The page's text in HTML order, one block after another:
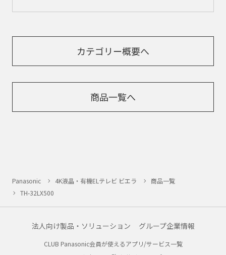
カテゴリー概要へ
商品一覧へ
Panasonic 4K液晶・有機ELテレビ ビエラ
商品一覧
TH-32LX500
法人向け製品・ソリューション グループ企業情報
CLUB Panasonic会員が使えるアプリ/サービス一覧